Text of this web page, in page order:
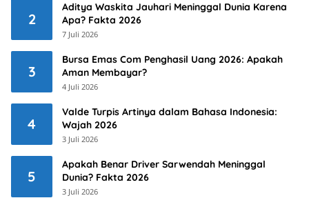
2
Aditya Waskita Jauhari Meninggal Dunia Karena
Apa? Fakta 2026
7 Juli 2026
3
Bursa Emas Com Penghasil Uang 2026: Apakah
Aman Membayar?
4 Juli 2026
4
Valde Turpis Artinya dalam Bahasa Indonesia:
Wajah 2026
3 Juli 2026
5
Apakah Benar Driver Sarwendah Meninggal
Dunia? Fakta 2026
3 Juli 2026